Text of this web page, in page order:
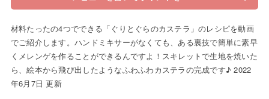
材料たったの4つでできる「ぐりとぐらのカステラ」のレシピを動画
でご紹介します。ハンドミキサーがなくても、ある裏技で簡単に素早
くメレンゲを作ることができるんですよ！スキレットで生地を焼いた
ら、絵本から飛び出したようなふわふわカステラの完成です♪ 2022
年6月7日 更新